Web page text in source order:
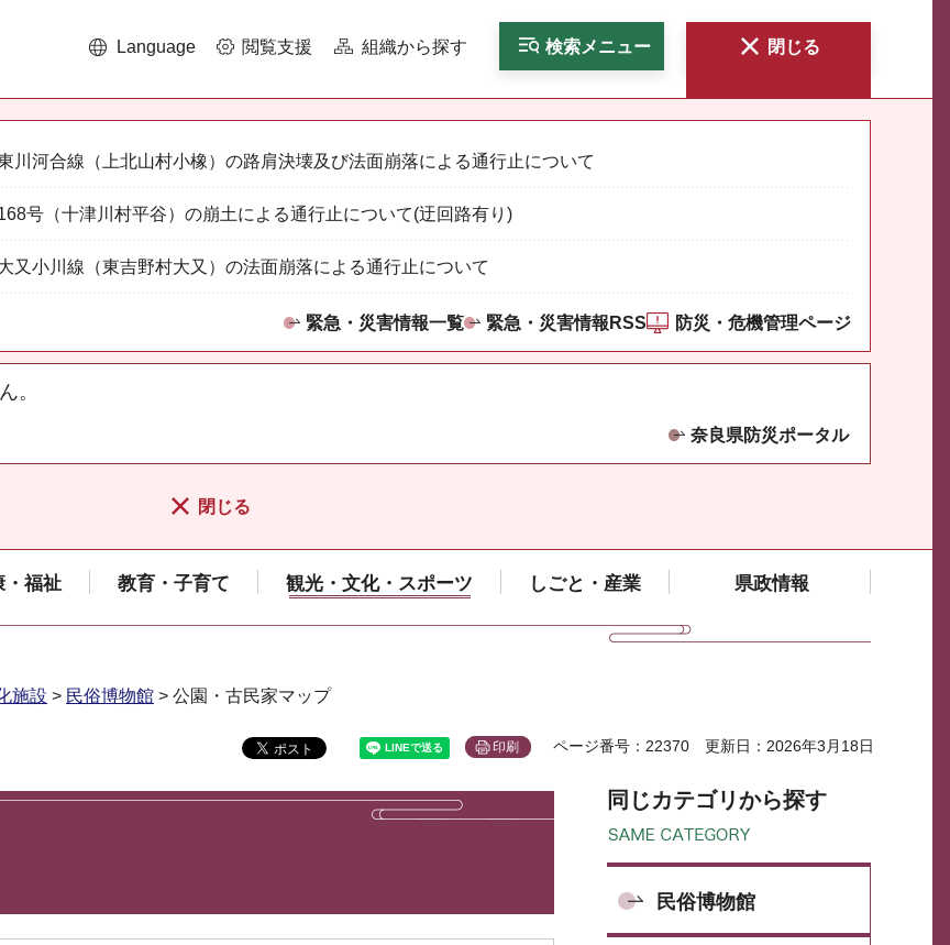
Language 閲覧支援 組織から探す 検索メニュー 閉じる
川河合線（上北山村小橡）の路肩決壊及び法面崩落による通行止について
号（十津川村平谷）の崩土による通行止について(迂回路有り)
又小川線（東吉野村大又）の法面崩落による通行止について
緊急・災害情報一覧 緊急・災害情報RSS 防災・危機管理ページ
。
奈良県防災ポータル
閉じる
・福祉 教育・子育て 観光・文化・スポーツ しごと・産業 県政情報
施設 > 民俗博物館 > 公園・古民家マップ
印刷 ページ番号：22370 更新日：2026年3月18日
同じカテゴリから探す
民俗博物館